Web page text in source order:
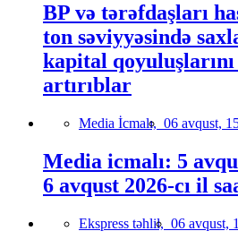
BP və tərəfdaşları
ton səviyyəsində
kapital
artırıblar
Media İcmalı, 06 avqust,
Media icmalı: 5
6 avqust 2026-cı il
Ekspress təhlil, 06 avqust,